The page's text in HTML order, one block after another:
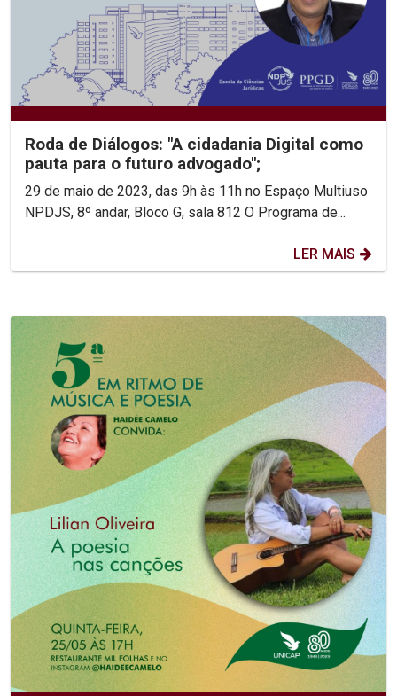
Roda de Diálogos: "A cidadania Digital como
pauta para o futuro advogado";
29 de maio de 2023, das 9h às 11h no Espaço Multiuso
NPDJS, 8º andar, Bloco G, sala 812 O Programa de...
LER MAIS